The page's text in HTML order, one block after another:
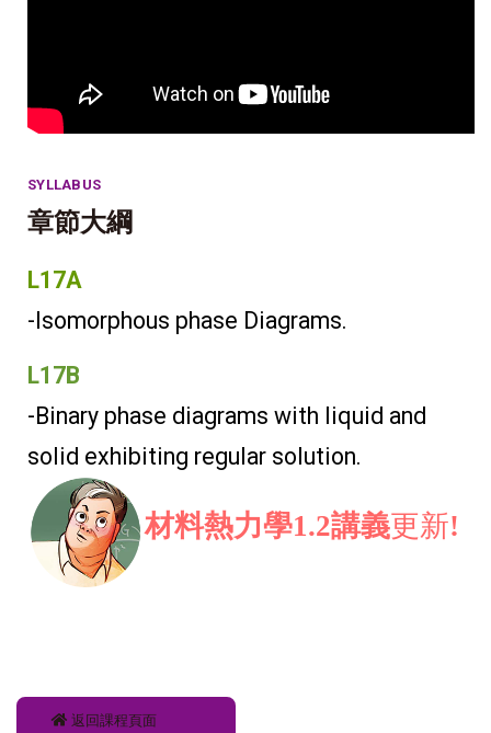
SYLLABUS
章節大綱
L17A
-Isomorphous phase Diagrams.
L17B
-Binary phase diagrams with liquid and
solid exhibiting regular solution.
材料熱力學1.2講義更新!
返回課程頁面